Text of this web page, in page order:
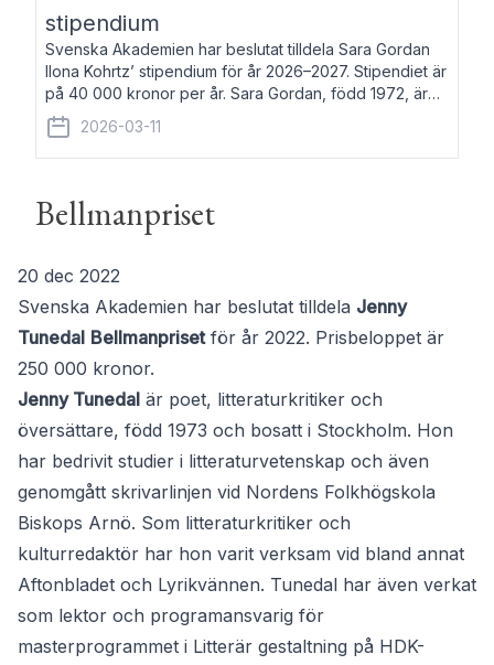
stipendium
Svenska Akademien har beslutat tilldela Sara Gordan
Ilona Kohrtz’ stipendium för år 2026–2027. Stipendiet är
på 40 000 kronor per år. Sara Gordan, född 1972, är
författare och översättare. Hon debuterade 2006 med
det prosalyriska verket En
2026-03-11
Bellmanpriset
20 dec 2022
Svenska Akademien har beslutat tilldela Jenny
Tunedal Bellmanprisetför år 2022. Prisbeloppet är
250 000 kronor.
Jenny Tunedal är poet, litteraturkritiker och
översättare, född 1973 och bosatt i Stockholm. Hon
har bedrivit studier i litteraturvetenskap och även
genomgått skrivarlinjen vid Nordens Folkhögskola
Biskops Arnö. Som litteraturkritiker och
kulturredaktör har hon varit verksam vid bland annat
Aftonbladet och Lyrikvännen. Tunedal har även verkat
som lektor och programansvarig för
masterprogrammet i Litterär gestaltning på HDK-